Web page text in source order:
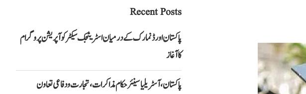
Recent Posts
پاکستان اور ڈنمارک کے درمیان اسٹریٹجک سیکٹر کوآپریشن پروگرام
کا آغاز
پاکستان، آسٹریلیا سینئر حکام مذاکرات، تجارت و دفاعی تعاون